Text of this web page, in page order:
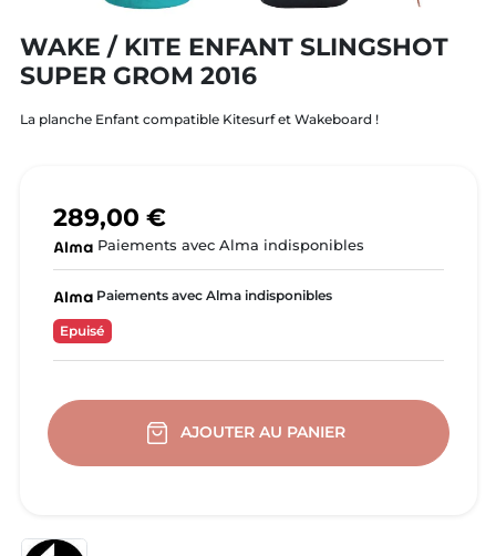
WAKE / KITE ENFANT SLINGSHOT
SUPER GROM 2016
La planche Enfant compatible Kitesurf et Wakeboard !
289,00 €
Paiements avec Alma indisponibles
Paiements avec Alma indisponibles
Epuisé
AJOUTER AU PANIER